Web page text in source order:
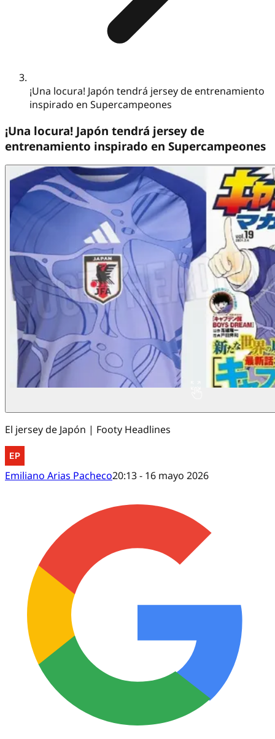
¡Una locura! Japón tendrá jersey de entrenamiento
inspirado en Supercampeones
¡Una locura! Japón tendrá jersey de
entrenamiento inspirado en Supercampeones
El jersey de Japón | Footy Headlines
Emiliano Arias Pacheco20:13 - 16 mayo 2026